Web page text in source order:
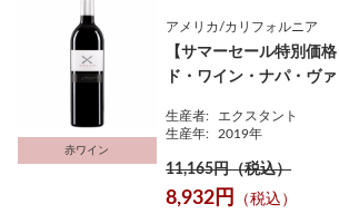
赤ワイン
アメリカ/カリフォルニア
【サマーセール特別価
ド・ワイン・ナパ・ヴ
生産者:
エクスタント
生産年:
2019年
11,165円（税込）
8,932円 （税込）